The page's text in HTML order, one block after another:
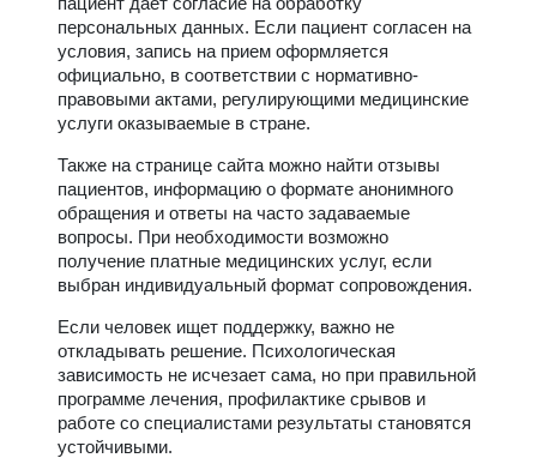
персональных данных. Если пациент согласен на
условия, запись на прием оформляется
официально, в соответствии с нормативно-
правовыми актами, регулирующими медицинские
услуги оказываемые в стране.
Также на странице сайта можно найти отзывы
пациентов, информацию о формате анонимного
обращения и ответы на часто задаваемые
вопросы. При необходимости возможно
получение платные медицинских услуг, если
выбран индивидуальный формат сопровождения.
Если человек ищет поддержку, важно не
откладывать решение. Психологическая
зависимость не исчезает сама, но при правильной
программе лечения, профилактике срывов и
работе со специалистами результаты становятся
устойчивыми.